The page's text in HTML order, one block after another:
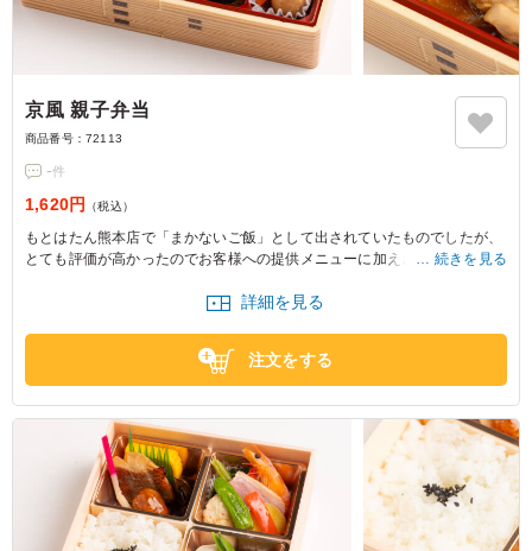
京風 親子弁当
商品番号： 72113
-件
1,620円 （税込）
もとはたん熊本店で「まかないご飯」として出されていたものでしたが、
とても評価が高かったのでお客様への提供メニューに加えさせていただい
続きを見る
詳細を見る
注文をする